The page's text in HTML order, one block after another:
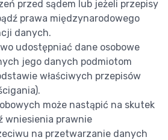
przed sądem lub jeżeli przepisy
prawa międzynarodowego
danych.
udostępniać dane osobowe
jego danych podmiotom
właściwych przepisów
może nastąpić na skutek
wniesienia prawnie
na przetwarzanie danych